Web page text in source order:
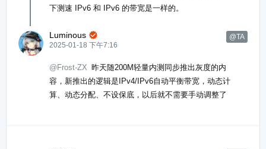
下测速 IPv6 和 IPv6 的带宽是一样的。
Luminous @TA

2025-01-18 下午7:16
@Frost-ZX 昨天随200M轻量内测同步推出灰度的内
容，新推出的逻辑是IPv4/IPv6自动平衡带宽，动态计
算、动态分配、不设保底，以后就不需要手动调整了